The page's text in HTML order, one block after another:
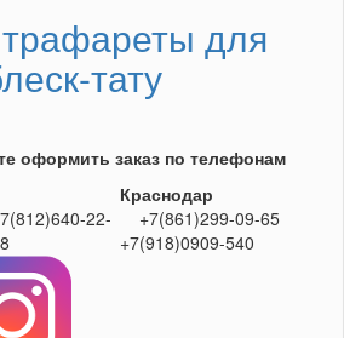
для
тату
оформить заказ по телефонам
Краснодар
22-
+7(861)299-09-65
+7(918)0909-540